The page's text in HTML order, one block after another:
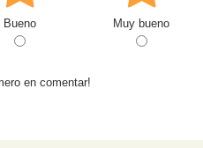
Bueno Muy bueno
en comentar!